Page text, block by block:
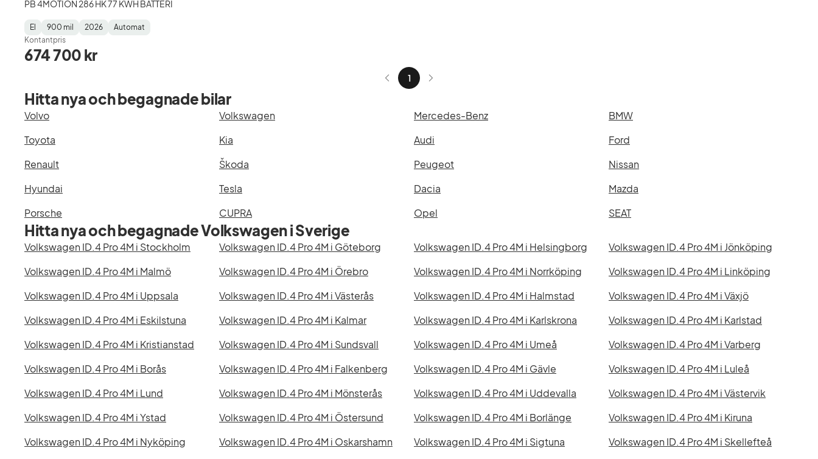
PB 4MOTION 286 HK 77 KWH BATTERI
Fuel
Type:
El
Mätarställning:
900 mil
Model
Year:
2026
Gearbox
Type:
Automat
Kontantpris
674 700 kr
1
Hitta nya och begagnade bilar
Volvo Volkswagen Mercedes-Benz
BMW
Toyota
Kia Audi
Ford
Renault
Škoda Peugeot
Nissan
Hyundai
Tesla Dacia
Mazda
Porsche
CUPRA Opel SEAT
Hitta nya och begagnade Volkswagen i Sverige
Volkswagen ID.4 Pro 4M i Stockholm Volkswagen ID.4 Pro 4M i Göteborg Volkswagen ID.4 Pro 4M i Helsingborg
Volkswagen ID.4 Pro 4M i Jönköping
Volkswagen ID.4 Pro 4M i Malmö
Volkswagen ID.4 Pro 4M i Örebro Volkswagen ID.4 Pro 4M i Norrköping
Volkswagen ID.4 Pro 4M i Linköping
Volkswagen ID.4 Pro 4M i Uppsala
Volkswagen ID.4 Pro 4M i Västerås Volkswagen ID.4 Pro 4M i Halmstad
Volkswagen ID.4 Pro 4M i Växjö
Volkswagen ID.4 Pro 4M i Eskilstuna
Volkswagen ID.4 Pro 4M i Kalmar Volkswagen ID.4 Pro 4M i Karlskrona
Volkswagen ID.4 Pro 4M i Karlstad
Volkswagen ID.4 Pro 4M i Kristianstad
Volkswagen ID.4 Pro 4M i Sundsvall Volkswagen ID.4 Pro 4M i Umeå
Volkswagen ID.4 Pro 4M i Varberg
Volkswagen ID.4 Pro 4M i Borås
Volkswagen ID.4 Pro 4M i Falkenberg Volkswagen ID.4 Pro 4M i Gävle
Volkswagen ID.4 Pro 4M i Luleå
Volkswagen ID.4 Pro 4M i Lund
Volkswagen ID.4 Pro 4M i Mönsterås Volkswagen ID.4 Pro 4M i Uddevalla
Volkswagen ID.4 Pro 4M i Västervik
Volkswagen ID.4 Pro 4M i Ystad
Volkswagen ID.4 Pro 4M i Östersund Volkswagen ID.4 Pro 4M i Borlänge
Volkswagen ID.4 Pro 4M i Kiruna
Volkswagen ID.4 Pro 4M i Nyköping
Volkswagen ID.4 Pro 4M i Oskarshamn Volkswagen ID.4 Pro 4M i Sigtuna
Volkswagen ID.4 Pro 4M i Skellefteå